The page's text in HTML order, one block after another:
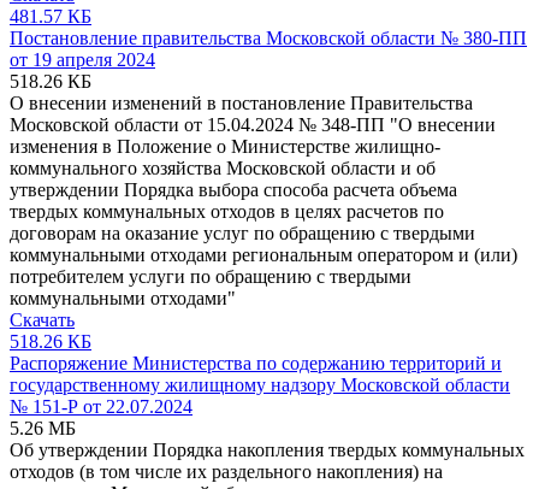
481.57 КБ
Постановление правительства Московской области № 380-ПП
от 19 апреля 2024
518.26 КБ
О внесении изменений в постановление Правительства
Московской области от 15.04.2024 № 348-ПП "О внесении
изменения в Положение о Министерстве жилищно-
коммунального хозяйства Московской области и об
утверждении Порядка выбора способа расчета объема
твердых коммунальных отходов в целях расчетов по
договорам на оказание услуг по обращению с твердыми
коммунальными отходами региональным оператором и (или)
потребителем услуги по обращению с твердыми
коммунальными отходами"
Скачать
518.26 КБ
Распоряжение Министерства по содержанию территорий и
государственному жилищному надзору Московской области
№ 151-Р от 22.07.2024
5.26 МБ
Об утверждении Порядка накопления твердых коммунальных
отходов (в том числе их раздельного накопления) на